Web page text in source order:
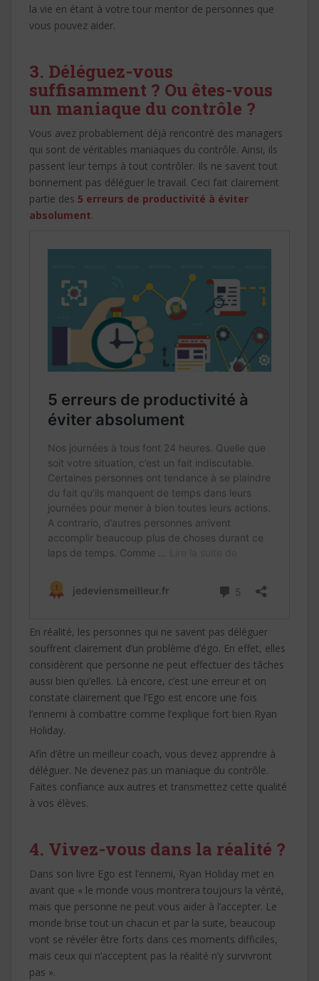
la vie en étant à votre tour mentor de personnes que
vous pouvez aider.
3. Déléguez-vous
suffisamment ? Ou êtes-vous
un maniaque du contrôle ?
Vous avez probablement déjà rencontré des managers
qui sont de véritables maniaques du contrôle. Ainsi, ils
passent leur temps à tout contrôler. Ils ne savent tout
bonnement pas déléguer le travail. Ceci fait clairement
partie des 5 erreurs de productivité à éviter
absolument.
En réalité, les personnes qui ne savent pas déléguer
souffrent clairement d’un problème d’égo. En effet, elles
considèrent que personne ne peut effectuer des tâches
aussi bien qu’elles. Là encore, c’est une erreur et on
constate clairement que l’Ego est encore une fois
l’ennemi à combattre comme l’explique fort bien Ryan
Holiday.
Afin d’être un meilleur coach, vous devez apprendre à
déléguer. Ne devenez pas un maniaque du contrôle.
Faites confiance aux autres et transmettez cette qualité
à vos élèves.
4. Vivez-vous dans la réalité ?
Dans son livre Ego est l’ennemi, Ryan Holiday met en
avant que « le monde vous montrera toujours la vérité,
mais que personne ne peut vous aider à l’accepter. Le
monde brise tout un chacun et par la suite, beaucoup
vont se révéler être forts dans ces moments difficiles,
mais ceux qui n’acceptent pas la réalité n’y survivront
pas ».